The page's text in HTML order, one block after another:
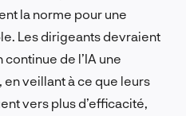
la norme pour une
Les dirigeants devraient
de l’IA une
veillant à ce que leurs
vers plus d’efficacité,